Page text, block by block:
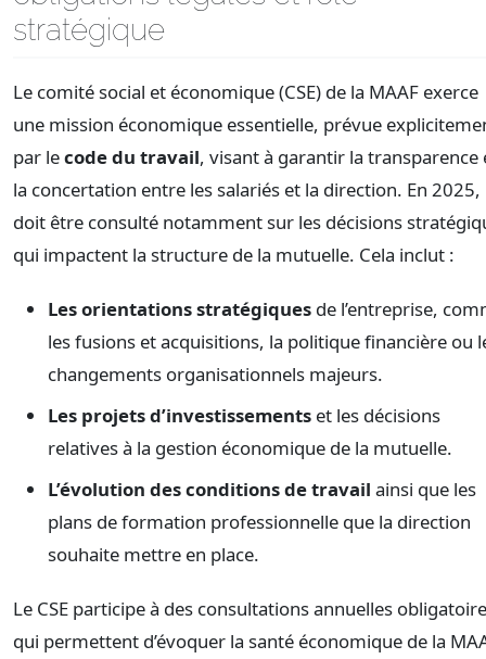
stratégique
Le comité social et économique (CSE) de la MAAF exerce
une mission économique essentielle, prévue
par lecode du travail, visant à garantir la transparence
la concertation entre les salariés et la direction. En 2025,
doit être consulté notamment sur les décisions
qui impactent la structure de la mutuelle. Cela inclut :
Les orientations stratégiques de l’entreprise,
les fusions et acquisitions, la politique financière ou
changements organisationnels majeurs.
Les projets d’investissements et les décisions
relatives à la gestion économique de la mutuelle.
L’évolution des conditions de travail ainsi que les
plans de formation professionnelle que la direction
souhaite mettre en place.
Le CSE participe à des consultations annuelles
qui permettent d’évoquer la santé économique de la